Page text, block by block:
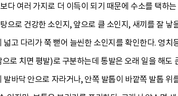
다 여러 가지로 더 이득이 되기 때문에 수소를 택하
으로 건강한 소인지, 앞으로 클 소인지, 새끼를 잘
고 다리가 쭉 뻗어 늘씬한 소인지를 확인한다. 엉
로 치면 평발)로 구분하는데 통발은 오래 일을 해
발바닥 안으로 자라거나, 안쪽 발톱이 바깥쪽 발톱